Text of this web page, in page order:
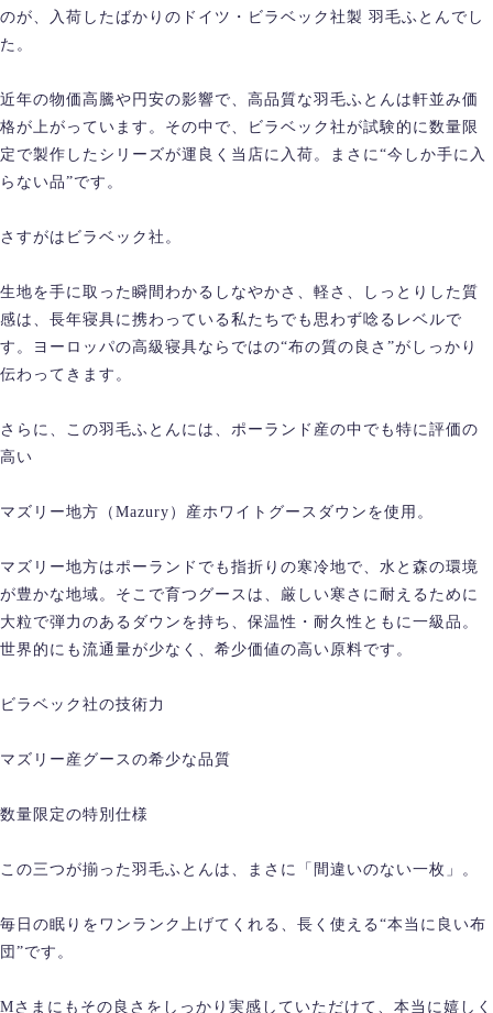
のが、入荷したばかりのドイツ・ビラベック社製 羽毛ふとんでし
た。
近年の物価高騰や円安の影響で、高品質な羽毛ふとんは軒並み価
格が上がっています。その中で、ビラベック社が試験的に数量限
定で製作したシリーズが運良く当店に入荷。まさに“今しか手に入
らない品”です。
さすがはビラベック社。
生地を手に取った瞬間わかるしなやかさ、軽さ、しっとりした質
感は、長年寝具に携わっている私たちでも思わず唸るレベルで
す。ヨーロッパの高級寝具ならではの“布の質の良さ”がしっかり
伝わってきます。
さらに、この羽毛ふとんには、ポーランド産の中でも特に評価の
高い
マズリー地方（Mazury）産ホワイトグースダウンを使用。
マズリー地方はポーランドでも指折りの寒冷地で、水と森の環境
が豊かな地域。そこで育つグースは、厳しい寒さに耐えるために
大粒で弾力のあるダウンを持ち、保温性・耐久性ともに一級品。
世界的にも流通量が少なく、希少価値の高い原料です。
ビラベック社の技術力
マズリー産グースの希少な品質
数量限定の特別仕様
この三つが揃った羽毛ふとんは、まさに「間違いのない一枚」。
毎日の眠りをワンランク上げてくれる、長く使える“本当に良い布
団”です。
Mさまにもその良さをしっかり実感していただけて、本当に嬉しく